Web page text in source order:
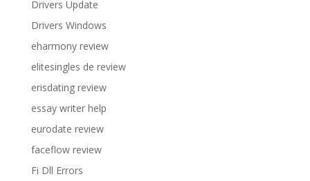
Drivers Update
Drivers Windows
eharmony review
elitesingles de review
erisdating review
essay writer help
eurodate review
faceflow review
Fi Dll Errors